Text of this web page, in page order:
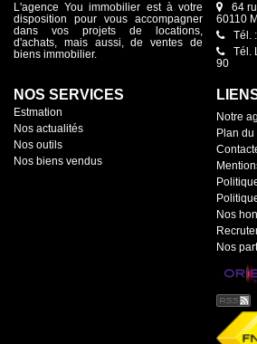
L'agence You immobilier est à votre
disposition pour vous accompagner
dans vos projets de locations,
d'achats, mais aussi, de ventes de
biens immobilier.
64
60110
Tél.
Tél.
90
NOS SERVICES
Estmation
Nos actualités
Nos outils
Nos biens vendus
Notre
Plan du
Nos
Nos